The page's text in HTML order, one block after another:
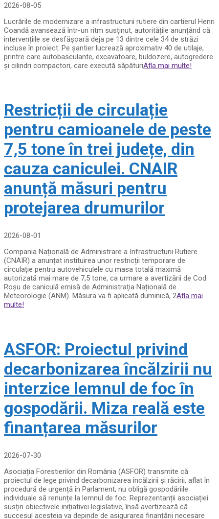
2026-08-05
Lucrările de modernizare a infrastructurii rutiere din cartierul Henri
Coandă avansează într-un ritm susținut, autoritățile anunțând că
intervențiile se desfășoară deja pe 13 dintre cele 34 de străzi
incluse în proiect. Pe șantier lucrează aproximativ 40 de utilaje,
printre care autobasculante, excavatoare, buldozere, autogredere
și cilindri compactori, care execută săpăturiAfla mai multe!
Restricții de circulație
pentru camioanele de peste
7,5 tone în trei județe, din
cauza caniculei. CNAIR
anunță măsuri pentru
protejarea drumurilor
2026-08-01
Compania Națională de Administrare a Infrastructurii Rutiere
(CNAIR) a anunțat instituirea unor restricții temporare de
circulație pentru autovehiculele cu masa totală maximă
autorizată mai mare de 7,5 tone, ca urmare a avertizării de Cod
Roșu de caniculă emisă de Administrația Națională de
Meteorologie (ANM). Măsura va fi aplicată duminică, 2Afla mai
multe!
ASFOR: Proiectul privind
decarbonizarea încălzirii nu
interzice lemnul de foc în
gospodării. Miza reală este
finanțarea măsurilor
2026-07-30
Asociația Forestierilor din România (ASFOR) transmite că
proiectul de lege privind decarbonizarea încălzirii și răcirii, aflat în
procedură de urgență în Parlament, nu obligă gospodăriile
individuale să renunțe la lemnul de foc. Reprezentanții asociației
susțin obiectivele inițiativei legislative, însă avertizează că
succesul acesteia va depinde de asigurarea finanțării necesare